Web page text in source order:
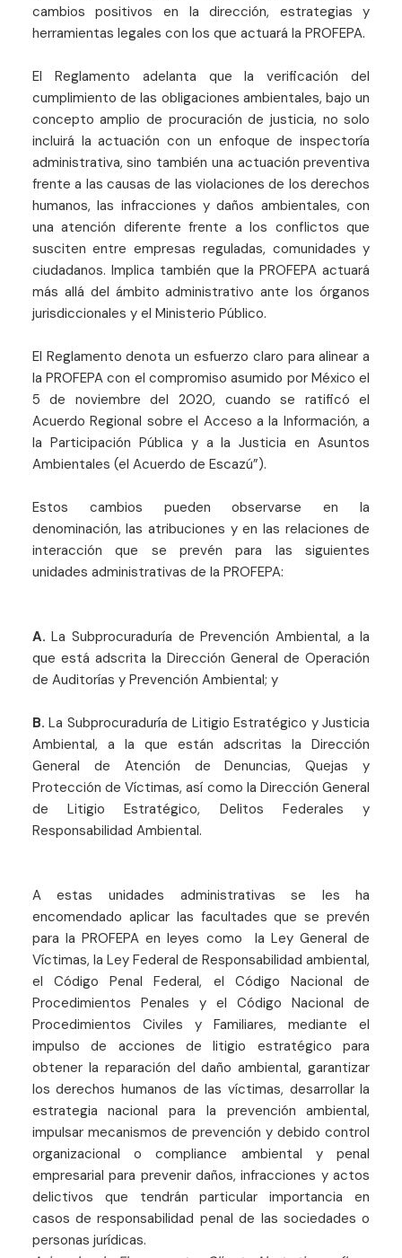
cambios positivos en la dirección, estrategias y
herramientas legales con los que actuará la PROFEPA.
El Reglamento adelanta que la verificación del
cumplimiento de las obligaciones ambientales, bajo un
concepto amplio de procuración de justicia, no solo
incluirá la actuación con un enfoque de inspectoría
administrativa, sino también una actuación preventiva
frente a las causas de las violaciones de los derechos
humanos, las infracciones y daños ambientales, con
una atención diferente frente a los conflictos que
susciten entre empresas reguladas, comunidades y
ciudadanos. Implica también que la PROFEPA actuará
más allá del ámbito administrativo ante los órganos
jurisdiccionales y el Ministerio Público.
El Reglamento denota un esfuerzo claro para alinear a
la PROFEPA con el compromiso asumido por México el
5 de noviembre del 2020, cuando se ratificó el
Acuerdo Regional sobre el Acceso a la Información, a
la Participación Pública y a la Justicia en Asuntos
Ambientales (el Acuerdo de Escazú”).
Estos cambios pueden observarse en la
denominación, las atribuciones y en las relaciones de
interacción que se prevén para las siguientes
unidades administrativas de la PROFEPA:
A.La Subprocuraduría de Prevención Ambiental, a la
que está adscrita la Dirección General de Operación
de Auditorías y Prevención Ambiental; y
B. La Subprocuraduría de Litigio Estratégico y Justicia
Ambiental, a la que están adscritas la Dirección
General de Atención de Denuncias, Quejas y
Protección de Víctimas, así como la Dirección General
de Litigio Estratégico, Delitos Federales y
Responsabilidad Ambiental.
A estas unidades administrativas se les ha
encomendado aplicar las facultades que se prevén
para la PROFEPA en leyes como la Ley General de
Víctimas, la Ley Federal de Responsabilidad ambiental,
el Código Penal Federal, el Código Nacional de
Procedimientos Penales y el Código Nacional de
Procedimientos Civiles y Familiares, mediante el
impulso de acciones de litigio estratégico para
obtener la reparación del daño ambiental, garantizar
los derechos humanos de las víctimas, desarrollar la
estrategia nacional para la prevención ambiental,
impulsar mecanismos de prevención y debido control
organizacional o compliance ambiental y penal
empresarial para prevenir daños, infracciones y actos
delictivos que tendrán particular importancia en
casos de responsabilidad penal de las sociedades o
personas jurídicas.